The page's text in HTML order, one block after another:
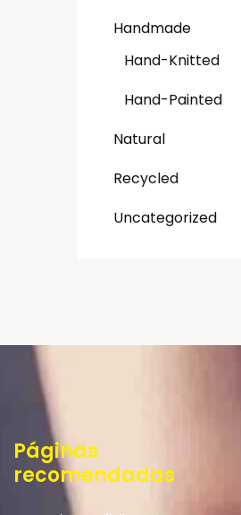
Handmade
Hand-Knitted
Hand-Painted
Natural
Recycled
Uncategorized
Páginas
recomendadas